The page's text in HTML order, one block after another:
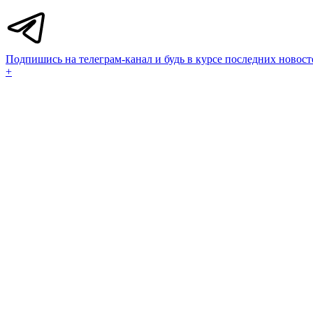
Подпишись на телеграм-канал и будь в курсе последних
+